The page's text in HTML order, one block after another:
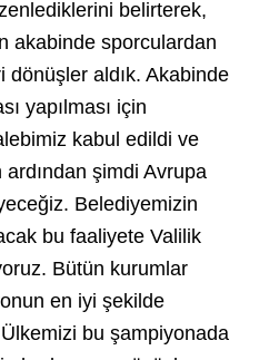
belirterek,
akabinde sporculardan
aldık. Akabinde
yapılması için
kabul edildi ve
ardından şimdi Avrupa
Belediyemizin
bu faaliyete Valilik
Bütün kurumlar
en iyi şekilde
bu şampiyonada